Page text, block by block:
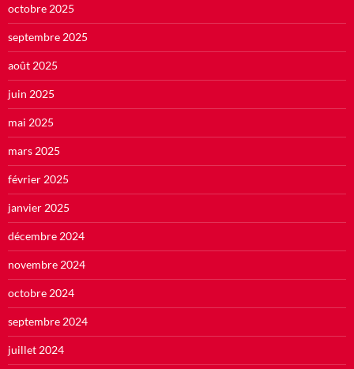
octobre 2025
septembre 2025
août 2025
juin 2025
mai 2025
mars 2025
février 2025
janvier 2025
décembre 2024
novembre 2024
octobre 2024
septembre 2024
juillet 2024